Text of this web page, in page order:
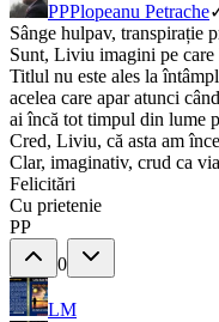
PPPlopeanu Petrache
Sânge hulpav, transpirație
Sunt, Liviu imagini pe
Titlul nu este ales la
acelea care apar atunci
ai încă tot timpul din lume
Cred, Liviu, că asta am
Clar, imaginativ, crud ca
Felicitări
Cu prietenie
PP
0
LM